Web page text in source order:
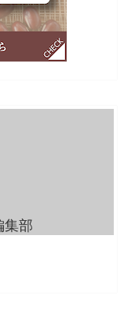
集部